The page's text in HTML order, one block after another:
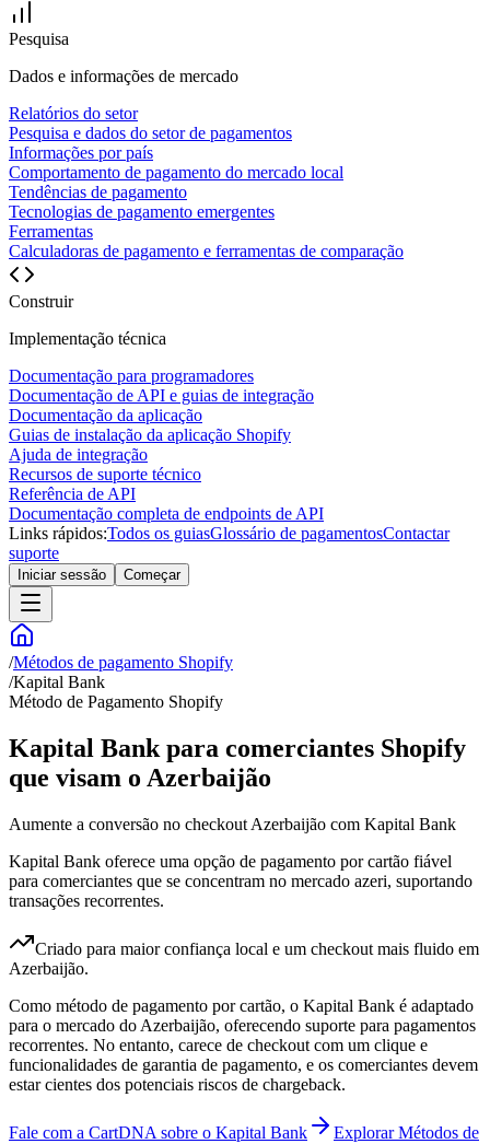
Pesquisa
Dados e informações de mercado
Relatórios do setor
Pesquisa e dados do setor de pagamentos
Informações por país
Comportamento de pagamento do mercado local
Tendências de pagamento
Tecnologias de pagamento emergentes
Ferramentas
Calculadoras de pagamento e ferramentas de comparação
Construir
Implementação técnica
Documentação para programadores
Documentação de API e guias de integração
Documentação da aplicação
Guias de instalação da aplicação Shopify
Ajuda de integração
Recursos de suporte técnico
Referência de API
Documentação completa de endpoints de API
Links rápidos:Todos os guiasGlossário de pagamentosContactar
suporte
Iniciar sessão Começar
/Métodos de pagamento Shopify
/Kapital Bank
Método de Pagamento Shopify
Kapital Bank para comerciantes Shopify
que visam o Azerbaijão
Aumente a conversão no checkout Azerbaijão com Kapital Bank
Kapital Bank oferece uma opção de pagamento por cartão fiável
para comerciantes que se concentram no mercado azeri, suportando
transações recorrentes.
Criado para maior confiança local e um checkout mais fluido em
Azerbaijão.
Como método de pagamento por cartão, o Kapital Bank é adaptado
para o mercado do Azerbaijão, oferecendo suporte para pagamentos
recorrentes. No entanto, carece de checkout com um clique e
funcionalidades de garantia de pagamento, e os comerciantes devem
estar cientes dos potenciais riscos de chargeback.
Fale com a CartDNA sobre o Kapital Bank
Explorar Métodos de